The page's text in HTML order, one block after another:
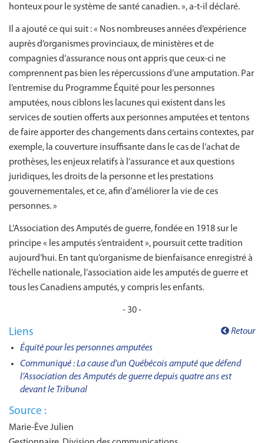
honteux pour le système de santé canadien. », a-t-il déclaré.
Il a ajouté ce qui suit : « Nos nombreuses années d’expérience
auprès d’organismes provinciaux, de ministères et de
compagnies d’assurance nous ont appris que ceux-ci ne
comprennent pas bien les répercussions d’une amputation. Par
l’entremise du Programme Équité pour les personnes
amputées, nous ciblons les lacunes qui existent dans les
services de soutien offerts aux personnes amputées et tentons
de faire apporter des changements dans certains contextes, par
exemple, la couverture insuffisante dans le cas de l’achat de
prothèses, les enjeux relatifs à l’assurance et aux questions
juridiques, les droits de la personne et les prestations
gouvernementales, et ce, afin d’améliorer la vie de ces
personnes. »
L’Association des Amputés de guerre, fondée en 1918 sur le
principe « les amputés s’entraident », poursuit cette tradition
aujourd’hui. En tant qu’organisme de bienfaisance enregistré à
l’échelle nationale, l’association aide les amputés de guerre et
tous les Canadiens amputés, y compris les enfants.
- 30 -
Retour
Liens
Équité pour les personnes amputées
Communiqué : La cause d’un Québécois amputé que défend
l’Association des Amputés de guerre depuis quatre ans est
devant le Tribunal
Source :
Marie-Ève Julien